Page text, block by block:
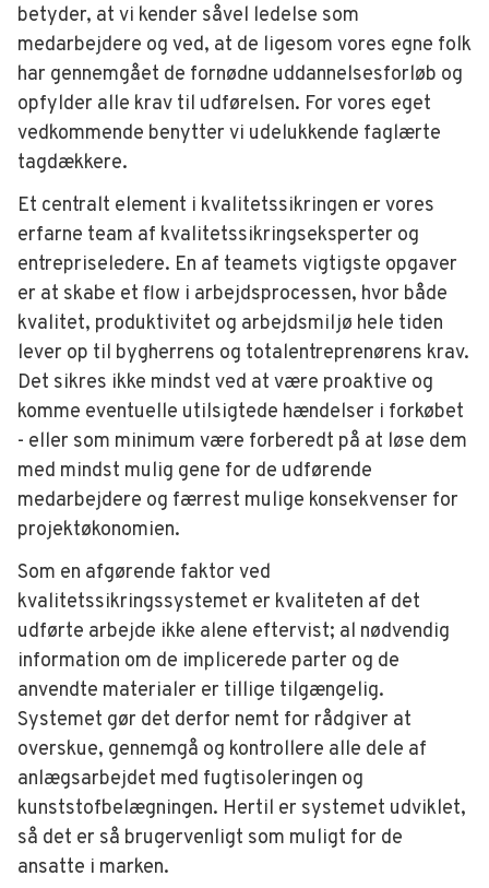
betyder, at vi kender såvel ledelse som
medarbejdere og ved, at de ligesom vores egne folk
har gennemgået de fornødne uddannelsesforløb og
opfylder alle krav til udførelsen. For vores eget
vedkommende benytter vi udelukkende faglærte
tagdækkere.
Et centralt element i kvalitetssikringen er vores
erfarne team af kvalitetssikringseksperter og
entrepriseledere. En af teamets vigtigste opgaver
er at skabe et flow i arbejdsprocessen, hvor både
kvalitet, produktivitet og arbejdsmiljø hele tiden
lever op til bygherrens og totalentreprenørens krav.
Det sikres ikke mindst ved at være proaktive og
komme eventuelle utilsigtede hændelser i forkøbet
- eller som minimum være forberedt på at løse dem
med mindst mulig gene for de udførende
medarbejdere og færrest mulige konsekvenser for
projektøkonomien.
Som en afgørende faktor ved
kvalitetssikringssystemet er kvaliteten af det
udførte arbejde ikke alene eftervist; al nødvendig
information om de implicerede parter og de
anvendte materialer er tillige tilgængelig.
Systemet gør det derfor nemt for rådgiver at
overskue, gennemgå og kontrollere alle dele af
anlægsarbejdet med fugtisoleringen og
kunststofbelægningen. Hertil er systemet udviklet,
så det er så brugervenligt som muligt for de
ansatte i marken.